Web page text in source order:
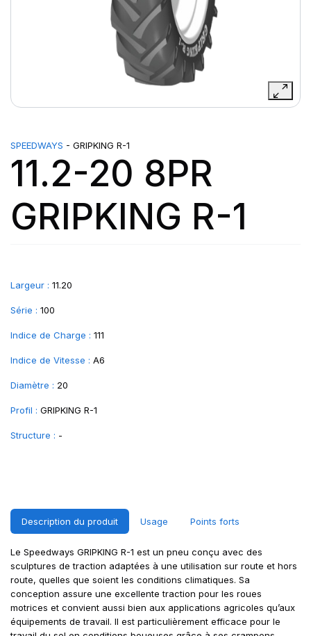
SPEEDWAYS - GRIPKING R-1
11.2-20 8PR
GRIPKING R-1
Largeur : 11.20
Série : 100
Indice de Charge : 111
Indice de Vitesse : A6
Diamètre : 20
Profil : GRIPKING R-1
Structure : -
Description du produit Usage Points forts
Le Speedways GRIPKING R-1 est un pneu conçu avec des
sculptures de traction adaptées à une utilisation sur route et hors
route, quelles que soient les conditions climatiques. Sa
conception assure une excellente traction pour les roues
motrices et convient aussi bien aux applications agricoles qu’aux
équipements de travail. Il est particulièrement efficace pour le